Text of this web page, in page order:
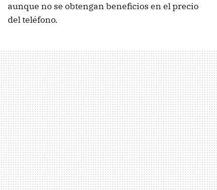
aunque no se obtengan beneficios en el precio
del teléfono.